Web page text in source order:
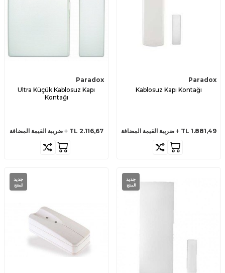
Paradox
Kablosuz Kapı Kontağı
1.881,49 ضريبة القيمة المضافة
Paradox
Ultra Küçük Kablosuz Kapı
Kontağı
2.116,67 ضريبة القيمة المضافة
جديد
المنتج
جديد
المنتج